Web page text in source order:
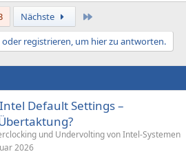
Nächste
registrieren, um hier zu antworten.
Default Settings –
und Undervolting von Intel-Systemen
2026